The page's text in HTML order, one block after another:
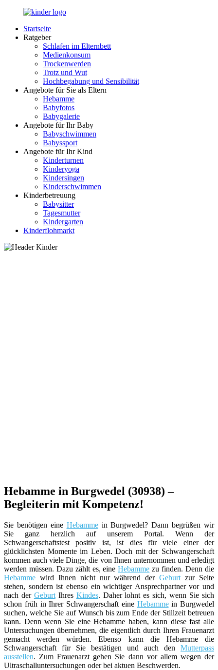
Zurück
Inhalt
LuckyKids.de
Das
Nachwuchs
Startseite
Ratgeber
Schlafen im Elternbett
Medienkonsum
Trockenwerden
Trotz und Wut
Hochbegabung und Sensibilität
Angebote für Sie als Eltern
Hebamme
Babyfotos
Babygalerie
Angebote für Ihr Baby
Babyschwimmen
Babyssport
Angebote für Ihr Kind
Kinderturnen
Kinderyoga
Kindersingen
Kinderschwimmen
Kinderbetreuung
Babysitter
Tagesmutter
Kindergarten
Kinderflohmarkt
Hebamme in Burgwedel (30938) –
Begleiterin mit Kompetenz!
Sie benötigen eine Hebammein Burgwedel? Dann begrüßen wir
Sie ganz herzlich auf unserem Portal. Wenn der
Schwangerschaftstest positiv ist, ist dies für viele einer der
glücklichsten Momente im Leben. Doch mit der Schwangerschaft
kommen auch viele Dinge, die von Ihnen unternommen und erledigt
werden müssen. Dazu zählt es, eineHebamme zu finden. Denn die
Hebamme wird Ihnen nicht nur während derGeburt zur Seite
stehen, sondern ist ebenso ein wichtiger Ansprechpartner vor und
nach der GeburtIhres Kindes. Daher lohnt es sich, wenn Sie sich
schon früh in Ihrer Schwangerschaft eine Hebammein Burgwedel
suchen, welche Sie auf Wunsch bis zum Ende der Stillzeit betreuen
kann. Denn wenn Sie eine Hebamme haben, kann diese fast alle
Untersuchungen übernehmen, die eigentlich durch Ihren Frauenarzt
gemacht werden würden. Ebenso kann die Hebamme die
Schwangerschaft für Sie bestätigen und auch den Mutterpass
ausstellen. Zum Frauenarzt gehen Sie dann vor allem wegen der
Ultraschalluntersuchungen oder bei aktuen Beschwerden.